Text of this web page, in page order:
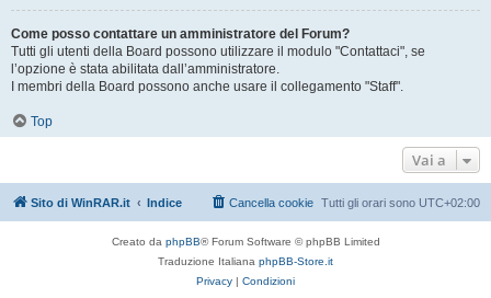
Come posso contattare un amministratore del Forum?
Tutti gli utenti della Board possono utilizzare il modulo "Contattaci", se
l’opzione è stata abilitata dall’amministratore.
I membri della Board possono anche usare il collegamento "Staff".
Top
Vai a
Sito di WinRAR.it Indice Tutti gli orari sono UTC+02:00
Cancella cookie
Creato da phpBB® Forum Software © phpBB Limited
Traduzione Italiana phpBB-Store.it
Privacy | Condizioni